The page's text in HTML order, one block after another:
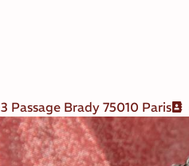
3 Passage Brady 75010 Paris